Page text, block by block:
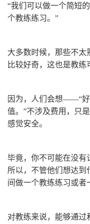
“我们可以做一个简短
个教练练习。”
大多数时候，那些不
比较好奇，这也是教练
因为，人们会想——“
值。”不涉及费用，只
感觉安全。
毕竟，你不可能在没有
所以，不管他们想达
间做一个教练练习或者
对教练来说，能够通过